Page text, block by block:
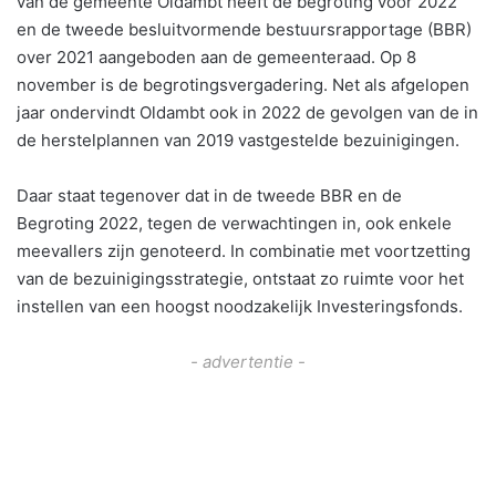
en de tweede besluitvormende bestuursrapportage (BBR)
over 2021 aangeboden aan de gemeenteraad. Op 8
november is de begrotingsvergadering. Net als afgelopen
jaar ondervindt Oldambt ook in 2022 de gevolgen van de in
de herstelplannen van 2019 vastgestelde bezuinigingen.
Daar staat tegenover dat in de tweede BBR en de
Begroting 2022, tegen de verwachtingen in, ook enkele
meevallers zijn genoteerd. In combinatie met voortzetting
van de bezuinigingsstrategie, ontstaat zo ruimte voor het
instellen van een hoogst noodzakelijk Investeringsfonds.
- advertentie -